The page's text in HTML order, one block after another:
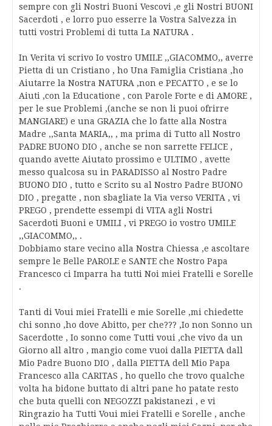
sempre con gli Nostri Buoni Vescovi ,e gli Nostri BUONI
Sacerdoti , e lorro puo esserre la Vostra Salvezza in
tutti vostri Problemi di tutta La NATURA .
In Verita vi scrivo Io vostro UMILE ,,GIACOMMO,, averre
Pietta di un Cristiano , ho Una Famiglia Cristiana ,ho
Aiutarre la Nostra NATURA ,non e PECATTO , e se lo
Aiuti ,con la Educatione , con Parole Forte e di AMORE ,
per le sue Problemi ,(anche se non li puoi ofrirre
MANGIARE) e una GRAZIA che lo fatte alla Nostra
Madre ,,Santa MARIA,, , ma prima di Tutto all Nostro
PADRE BUONO DIO , anche se non sarrette FELICE ,
quando avette Aiutato prossimo e ULTIMO , avette
messo qualcosa su in PARADISSO al Nostro Padre
BUONO DIO , tutto e Scrito su al Nostro Padre BUONO
DIO , pregatte , non sbagliate la Via verso VERITA , vi
PREGO , prendette essempi di VITA agli Nostri
Sacerdoti Buoni e UMILI , vi PREGO io vostro UMILE
,,GIACOMMO,, .
Dobbiamo stare vecino alla Nostra Chiessa ,e ascoltare
sempre le Belle PAROLE e SANTE che Nostro Papa
Francesco ci Imparra ha tutti Noi miei Fratelli e Sorelle
.
Tanti di Voui miei Fratelli e mie Sorelle ,mi chiedette
chi sonno ,ho dove Abitto, per che??? ,Io non Sonno un
Sacerdotte , Io sonno come Tutti voui ,che vivo da un
Giorno all altro , mangio come vuoi dalla PIETTA dall
Mio Padre Buono DIO , dalla PIETTA dell Mio Papa
Francesco alla CARITAS , ho quello che trovo qualche
volta ha bidone buttato di altri pane ho patate resto
che buta quelli con NEGOZZI pakistanezi , e vi
Ringrazio ha Tutti Voui miei Fratelli e Sorelle , anche